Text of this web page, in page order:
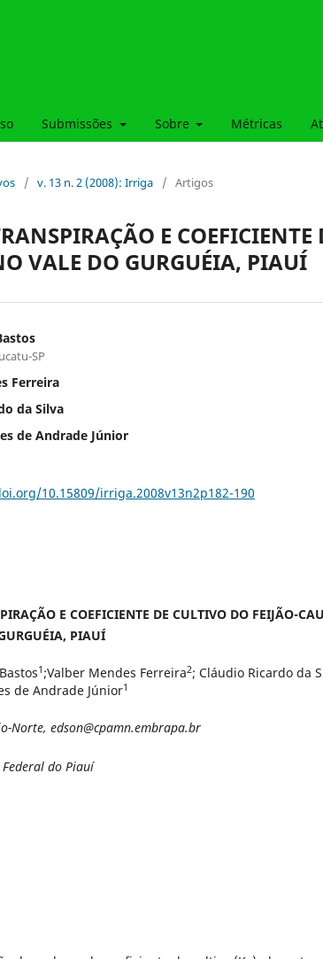
Submissões Sobre Métricas
/ v. 13 n. 2 (2008): Irriga / Artigos
E
VALE DO GURGUÉIA, PIAUÍ
SP
Ferreira
da Silva
de Andrade Júnior
10.15809/irriga.2008v13n2p182-190
E COEFICIENTE DE CULTIVO DO FEIJÃO-
PIAUÍ
1 ;Valber Mendes Ferreira2; Cláudio Ricardo da
de Andrade Júnior1
Norte, edson@cpamn.embrapa.br
do Piauí